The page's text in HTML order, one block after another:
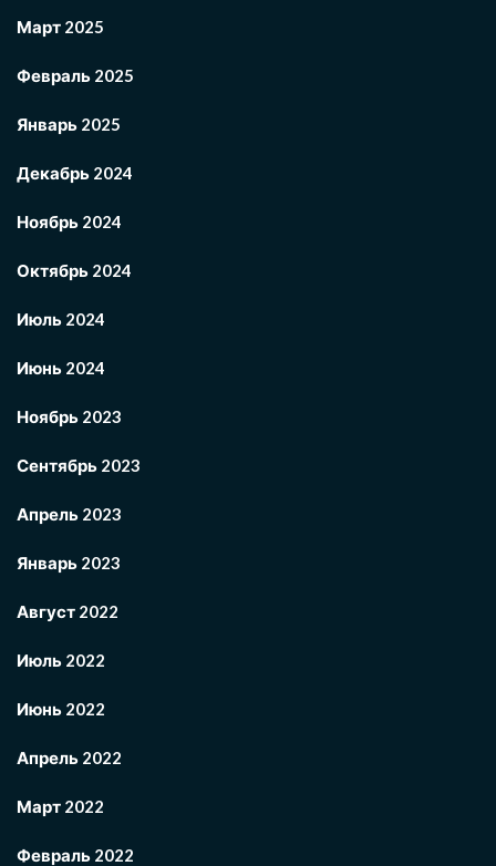
Март 2025
Февраль 2025
Январь 2025
Декабрь 2024
Ноябрь 2024
Октябрь 2024
Июль 2024
Июнь 2024
Ноябрь 2023
Сентябрь 2023
Апрель 2023
Январь 2023
Август 2022
Июль 2022
Июнь 2022
Апрель 2022
Март 2022
Февраль 2022